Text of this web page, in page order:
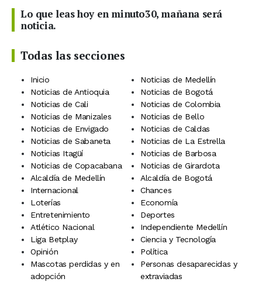
Lo que leas hoy en minuto30, mañana será
noticia.
Todas las secciones
Inicio
Noticias de Medellín
Noticias de Antioquia
Noticias de Bogotá
Noticias de Cali
Noticias de Colombia
Noticias de Manizales
Noticias de Bello
Noticias de Envigado
Noticias de Caldas
Noticias de Sabaneta
Noticias de La Estrella
Noticias Itagüí
Noticias de Barbosa
Noticias de Copacabana
Noticias de Girardota
Alcaldía de Medellín
Alcaldía de Bogotá
Internacional
Chances
Loterías
Economía
Entretenimiento
Deportes
Atlético Nacional
Independiente Medellín
Liga Betplay
Ciencia y Tecnología
Opinión
Política
Mascotas perdidas y en
adopción
Personas desaparecidas y
extraviadas